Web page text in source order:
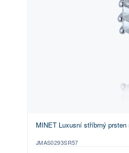
MINET Luxusní stříbrný
JMAS0293SR57